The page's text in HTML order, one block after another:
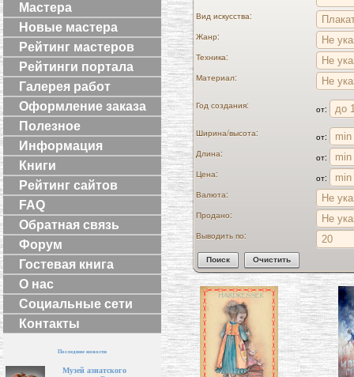
Мастера
Новые мастера
Рейтинг мастеров
Рейтинги портала
Галерея работ
Оформление заказа
Полезное
Информация
Книги
Рейтинг сайтов
FAQ
Обратная связь
Форум
Гостевая книга
О нас
Социальные сети
Контакты
Последние новости
Музей азиатского
Вид искусства:
Жанр:
Техника:
Материал:
Год создания: от:
Ширина/высота:
от:
Длина:
от:
Цена:
от:
Валюта:
Продано:
Выводить по: